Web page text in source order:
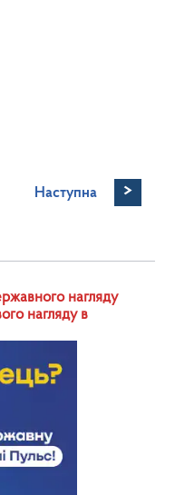
Наступна >
нагляду
нагляду в